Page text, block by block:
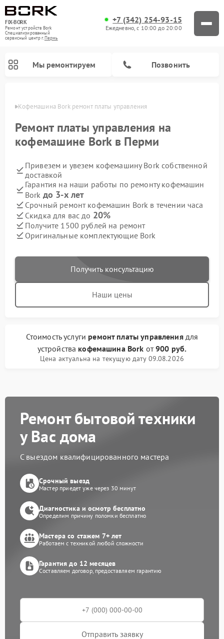
FIX-BORK
Ремонт устройств Bork
Специализированный
cервисный центр г.Пермь
+7 (342) 254-93-15
Ежедневно, с 10:00 до 20:00
Мы ремонтируем Позвонить
Кофемашина Bork ремонт платы управления
Ремонт платы управления на
кофемашине Bork в Перми
Привезем и увезем кофемашину Bork собственной
доставкой
Гарантия на наши работы по ремонту кофемашин
Bork до 3-х лет
Срочный ремонт кофемашин Bork в течении часа
Скидка для вас до 20%
Получите 1500 рублей на ремонт
Оригинальные комплектующие Bork
Получить консультацию
Наши цены
Стоимость услуги ремонт платы управлениядля
устройства кофемашина Bork от900 руб.
Цена актуальна на текущую дату 09.08.2026
Ремонт бытовой техники
у Вас дома
С выездом квалифицированного мастера
Срочный выезд
Мастер приедет уже через 30 минут
Диагностика и осмотр бесплатно
Определим причину поломки бесплатно
Мастера со стажем 7+ лет
Работаем с техникой любой сложности
Гарантия до 12 месяцев
Составляем договор, предоставляем гарантию
Отправить заявку